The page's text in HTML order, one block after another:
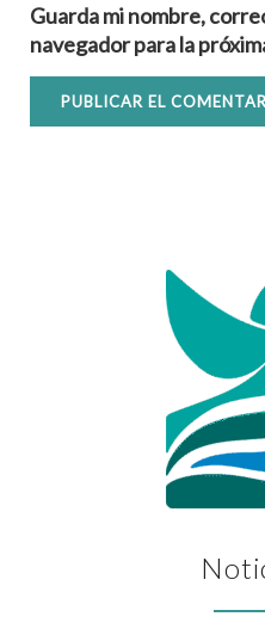
Guarda mi nombre,
navegador para la